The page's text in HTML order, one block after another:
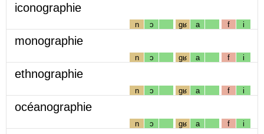
iconographie
n ɔ gʁ a f i
monographie
n ɔ gʁ a f i
ethnographie
n ɔ gʁ a f i
océanographie
n ɔ gʁ a f i